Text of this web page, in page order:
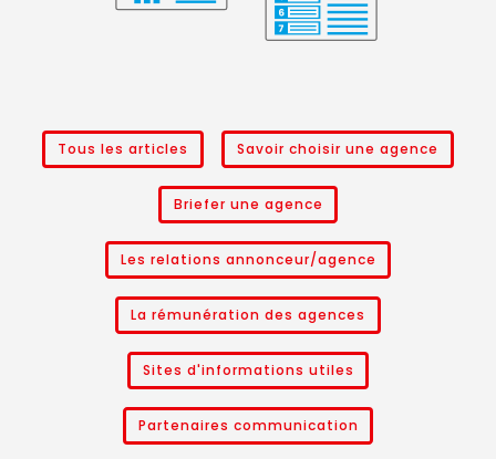
Tous les articles Savoir choisir une agence
Briefer une agence
Les relations annonceur/agence
La rémunération des agences
Sites d'informations utiles
Partenaires communication